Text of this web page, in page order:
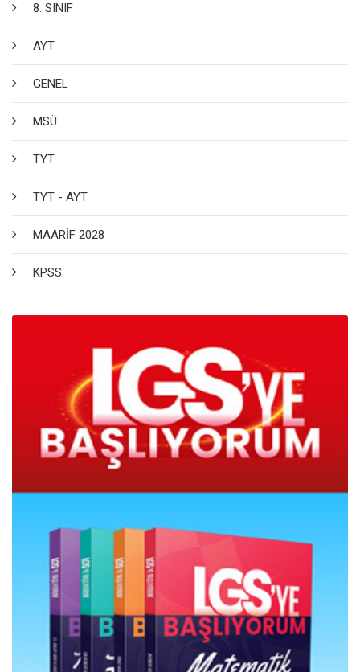
8. SINIF
AYT
GENEL
MSÜ
TYT
TYT - AYT
MAARİF 2028
KPSS